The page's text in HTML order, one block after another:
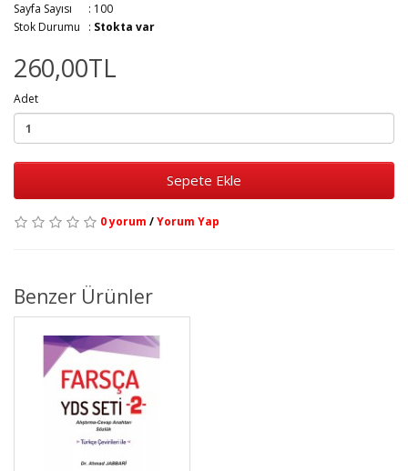
Sayfa Sayısı : 100
Stok Durumu : Stokta var
260,00TL
Adet
Sepete Ekle
0 yorum /Yorum Yap
Benzer Ürünler